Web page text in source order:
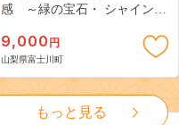
感 ～緑の宝石・ シャインマ
３房） フルーツ 山梨県産 果
物 くだもの シャイン マスカ
ット ぶどう ブドウ 葡萄 大粒
種なし 先行予約 富士川町
10000円 一万円 9000円 九千円
9,000 円
山梨県富士川町
もっと見る